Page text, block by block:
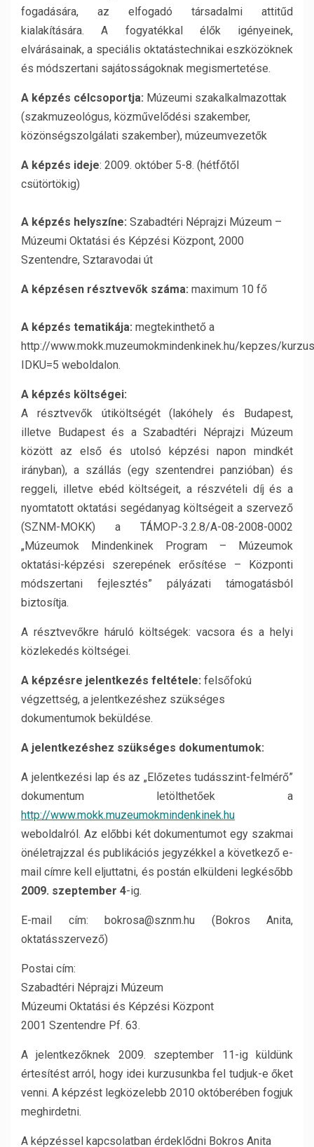
fogadására, az elfogadó társadalmi attitűd
kialakítására. A fogyatékkal élők igényeinek,
elvárásainak, a speciális oktatástechnikai eszközöknek
és módszertani sajátosságoknak megismertetése.
A képzés célcsoportja: Múzeumi szakalkalmazottak
(szakmuzeológus, közművelődési szakember,
közönségszolgálati szakember), múzeumvezetők
A képzés ideje: 2009. október 5-8. (hétfőtől
csütörtökig)
A képzés helyszíne: Szabadtéri Néprajzi Múzeum –
Múzeumi Oktatási és Képzési Központ, 2000
Szentendre, Sztaravodai út
A képzésen résztvevők száma: maximum 10 fő
A képzés tematikája: megtekinthető a
http://www.mokk.muzeumokmindenkinek.hu/kepzes/
IDKU=5 weboldalon.
A képzés költségei:
A résztvevők útiköltségét (lakóhely és Budapest,
illetve Budapest és a Szabadtéri Néprajzi Múzeum
között az első és utolsó képzési napon mindkét
irányban), a szállás (egy szentendrei panzióban) és
reggeli, illetve ebéd költségeit, a részvételi díj és a
nyomtatott oktatási segédanyag költségeit a szervező
(SZNM-MOKK) a TÁMOP-3.2.8/A-08-2008-0002
„Múzeumok Mindenkinek Program – Múzeumok
oktatási-képzési szerepének erősítése – Központi
módszertani fejlesztés” pályázati támogatásból
biztosítja.
A résztvevőkre háruló költségek: vacsora és a helyi
közlekedés költségei.
A képzésre jelentkezés feltétele: felsőfokú
végzettség, a jelentkezéshez szükséges
dokumentumok beküldése.
A jelentkezéshez szükséges dokumentumok:
A jelentkezési lap és az „Előzetes tudásszint-felmérő”
dokumentum letölthetőek a
http://www.mokk.muzeumokmindenkinek.hu
weboldalról. Az előbbi két dokumentumot egy szakmai
önéletrajzzal és publikációs jegyzékkel a következő e-
mail címre kell eljuttatni, és postán elküldeni legkésőbb
2009. szeptember 4-ig.
E-mail cím: bokrosa@sznm.hu (Bokros Anita,
oktatásszervező)
Postai cím:
Szabadtéri Néprajzi Múzeum
Múzeumi Oktatási és Képzési Központ
2001 Szentendre Pf. 63.
A jelentkezőknek 2009. szeptember 11-ig küldünk
értesítést arról, hogy idei kurzusunkba fel tudjuk-e őket
venni. A képzést legközelebb 2010 októberében fogjuk
meghirdetni.
A képzéssel kapcsolatban érdeklődni Bokros Anita